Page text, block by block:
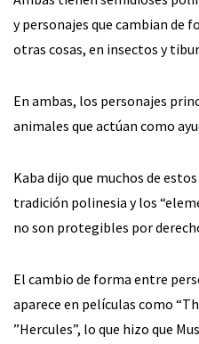
y personajes que cambian de
otras cosas, en insectos y
En ambas, los personajes
animales que actúan como
Kaba dijo que muchos de
tradición polinesia y los
no son protegibles por
El cambio de forma entre
aparece en películas como
”Hercules”, lo que hizo que